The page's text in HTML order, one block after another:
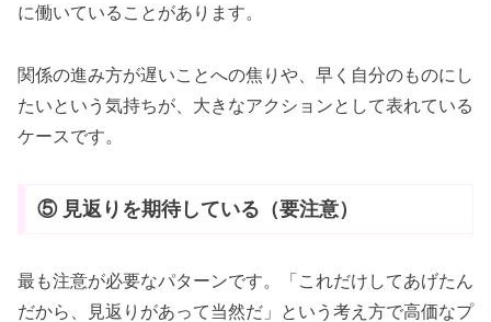
に働いていることがあります。
関係の進み方が遅いことへの焦りや、早く自分のものにし
たいという気持ちが、大きなアクションとして表れている
ケースです。
⑤ 見返りを期待している（要注意）
最も注意が必要なパターンです。「これだけしてあげたん
だから、見返りがあって当然だ」という考え方で高価なプ